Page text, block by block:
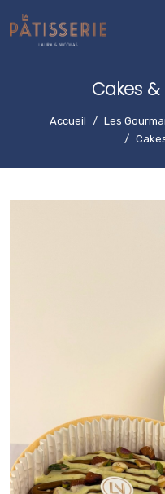
Cakes
Accueil Les